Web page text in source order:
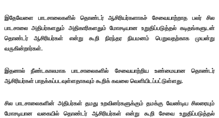
இதேவேளை பாடசாலைகளில் தொண்டர் ஆசிரியர்களாகச் சேவையாற்றாத பலர் சில
பாடசாலை அதிபர்களதும் அதிகாரிகளதும் மோசடியான உறுதிப்படுத்தல் கடிதங்களுடன்
தொண்டர் ஆசிரியர்கள் என்று கூறி நிரந்தர நியமனம் பெறுவதற்காக முயன்று
வருகின்றார்கள்.
இதனால் நீண்டகாலமாக பாடசாலைகளில் சேவையாற்றிய உண்மையான தொண்டர்
ஆசிரியர்கள் பாதக்கப்படவுள்ளதாகவும் கூறிக் கவலை வெளியிடப்பட்டுள்ளது.
சில பாடசாலைகளின் அதிபர்கள் தமது உறவினர்களுக்கும் தமக்கு வேண்டிய சிலரையும்
மோசடியான வகையில் தொண்டர் ஆசிரியர்கள் என்று கூறி சேவை உறுதிப்படுத்தல்